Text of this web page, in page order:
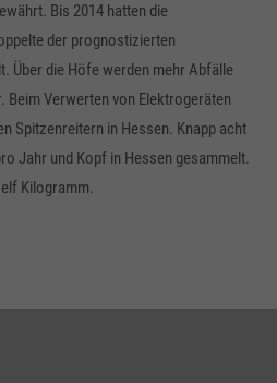
Bis 2014 hatten die
der prognostizierten
Über die Höfe werden mehr Abfälle
Beim Verwerten von Elektrogeräten
Spitzenreitern in Hessen. Knapp acht
Jahr und Kopf in Hessen gesammelt.
Kilogramm.